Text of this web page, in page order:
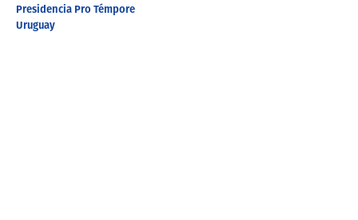
Presidencia Pro Témpore
Uruguay